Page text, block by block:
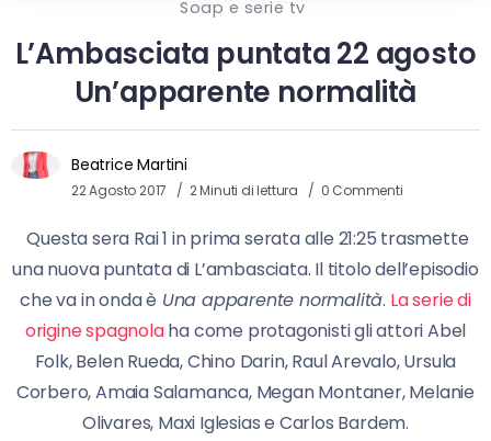
Soap e serie tv
L’Ambasciata puntata 22 agosto
Un’apparente normalità
Beatrice Martini
22 Agosto 2017 2 Minuti di lettura 0 Commenti
Questa sera Rai 1 in prima serata alle 21:25 trasmette
una nuova puntata di L’ambasciata. Il titolo dell’episodio
che va in onda è Una apparente normalità. La serie di
origine spagnolaha come protagonisti gli attori Abel
Folk, Belen Rueda, Chino Darin, Raul Arevalo, Ursula
Corbero, Amaia Salamanca, Megan Montaner, Melanie
Olivares, Maxi Iglesias e Carlos Bardem.